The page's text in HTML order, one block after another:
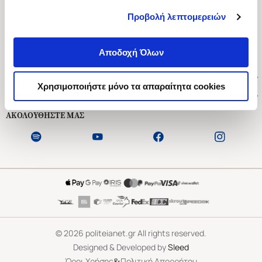
Προβολή λεπτομερειών
Αποδοχή Όλων
Χρησιμοποιήστε μόνο τα απαραίτητα cookies
Ασκληπιού 1-3, Αθήνα 106 79
Δευτέρα - Παρασκευή 09:00-21:00
Εξυπηρέτηση Πελατών
ΑΚΟΛΟΥΘΗΣΤΕ ΜΑΣ
©2026 politeianet.gr All rights reserved.
Designed & Developed bySleed